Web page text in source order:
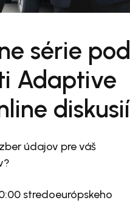
série
Adaptive
údajov pre váš
stredoeurópskeho